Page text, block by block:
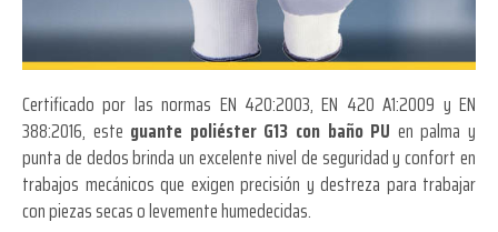
Certificado por las normas EN 420:2003, EN 420 A1:2009 y EN
388:2016, este guante poliéster G13 con baño PU en palma y
punta de dedos brinda un excelente nivel de seguridad y confort en
trabajos mecánicos que exigen precisión y destreza para trabajar
con piezas secas o levemente humedecidas.